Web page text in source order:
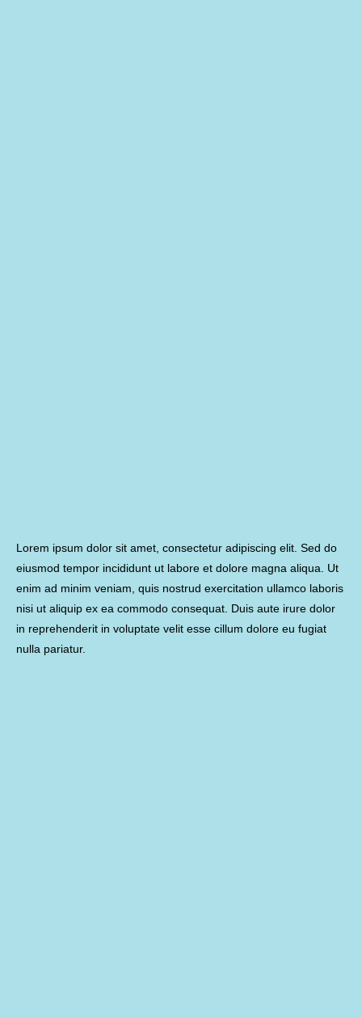
Lorem ipsum dolor sit amet, consectetur adipiscing elit. Sed do
eiusmod tempor incididunt ut labore et dolore magna aliqua. Ut
enim ad minim veniam, quis nostrud exercitation ullamco laboris
nisi ut aliquip ex ea commodo consequat. Duis aute irure dolor
in reprehenderit in voluptate velit esse cillum dolore eu fugiat
nulla pariatur.